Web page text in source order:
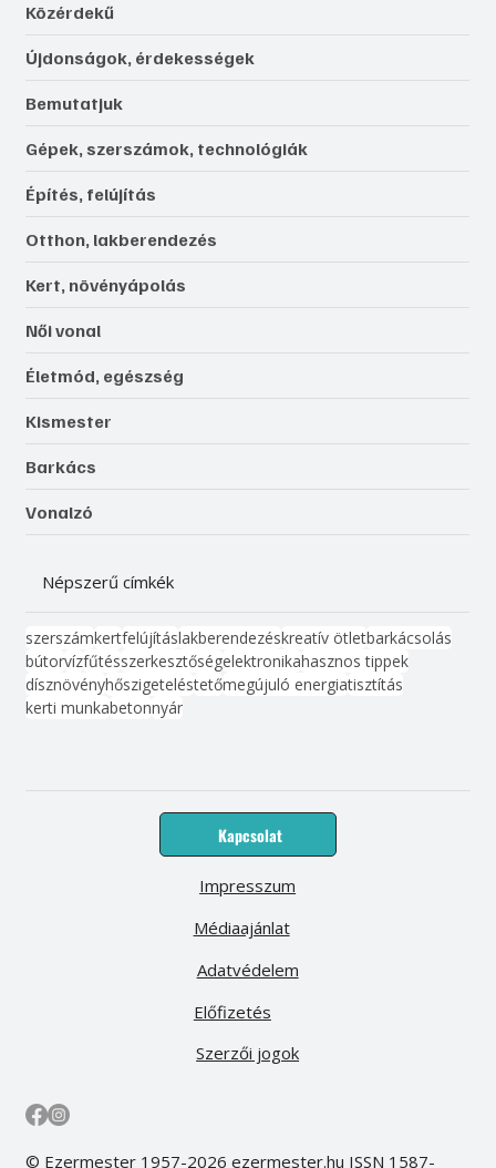
Közérdekű
Újdonságok, érdekességek
Bemutatjuk
Gépek, szerszámok, technológiák
Építés, felújítás
Otthon, lakberendezés
Kert, növényápolás
Női vonal
Életmód, egészség
Kismester
Barkács
Vonalzó
Népszerű címkék
szerszámkertfelújításlakberendezéskreatív ötletbarkácsolás
bútorvízfűtésszerkesztőségelektronikahasznos tippek
dísznövényhőszigeteléstetőmegújuló energiatisztítás
kerti munkabetonnyár
Kapcsolat
Médiaajánlat
Előfizetés
Impresszum
Adatvédelem
Szerzői jogok
© Ezermester 1957-2026 ezermester.hu ISSN 1587-